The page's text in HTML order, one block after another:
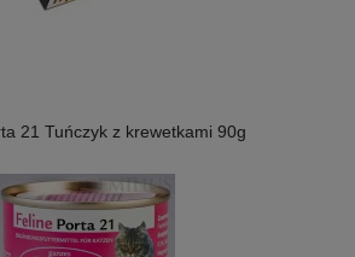
21 Tuńczyk z krewetkami 90g